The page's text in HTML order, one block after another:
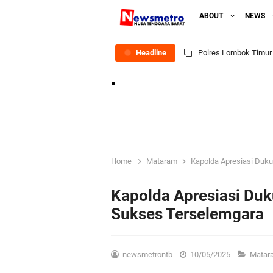
ABOUT NEWS
Headline Polres Lombok
Polres Lotim Gelar
Kapolda NTB Buka
Samapta Polresta
Home Mataram Kapolda Apresiasi
Kapolda Apresiasi
Sukses Terselemgara
newsmetrontb 10/05/2025